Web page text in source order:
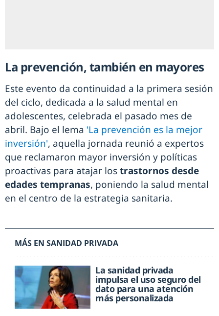
La prevención, también en mayores
Este evento da continuidad a la primera sesión
del ciclo, dedicada a la salud mental en
adolescentes, celebrada el pasado mes de
abril. Bajo el lema 'La prevención es la mejor
inversión', aquella jornada reunió a expertos
que reclamaron mayor inversión y políticas
proactivas para atajar lostrastornos desde
edades tempranas, poniendo la salud mental
en el centro de la estrategia sanitaria.
MÁS EN SANIDAD PRIVADA
La sanidad privada
impulsa el uso seguro del
dato para una atención
más personalizada